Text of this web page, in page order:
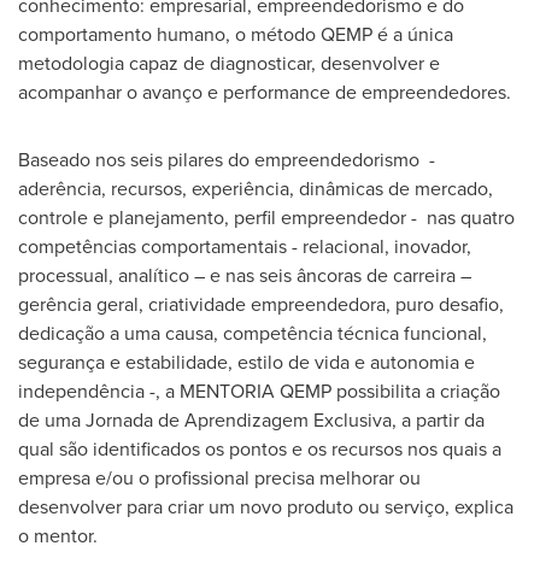
comportamento humano, o método QEMP é a única
metodologia capaz de diagnosticar, desenvolver e
acompanhar o avanço e performance de empreendedores.
Baseado nos seis pilares do empreendedorismo -
aderência, recursos, experiência, dinâmicas de mercado,
controle e planejamento, perfil empreendedor - nas quatro
competências comportamentais - relacional, inovador,
processual, analítico – e nas seis âncoras de carreira –
gerência geral, criatividade empreendedora, puro desafio,
dedicação a uma causa, competência técnica funcional,
segurança e estabilidade, estilo de vida e autonomia e
independência -, a MENTORIA QEMP possibilita a criação
de uma Jornada de Aprendizagem Exclusiva, a partir da
qual são identificados os pontos e os recursos nos quais a
empresa e/ou o profissional precisa melhorar ou
desenvolver para criar um novo produto ou serviço, explica
o mentor.